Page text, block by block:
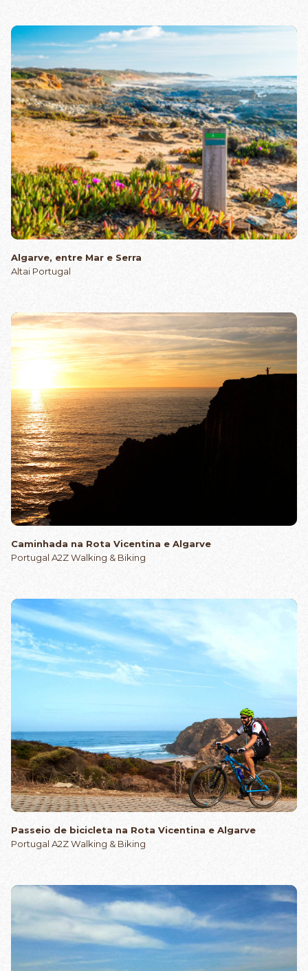
Algarve, entre Mar e Serra
Altai Portugal
Caminhada na Rota Vicentina e Algarve
Portugal A2Z Walking & Biking
Passeio de bicicleta na Rota Vicentina e Algarve
Portugal A2Z Walking & Biking